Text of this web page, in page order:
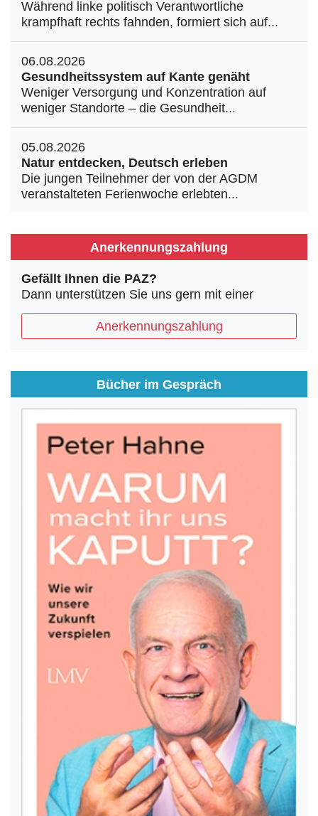
Während linke politisch Verantwortliche
krampfhaft rechts fahnden, formiert sich auf...
06.08.2026
Gesundheitssystem auf Kante genäht
Weniger Versorgung und Konzentration auf
weniger Standorte – die Gesundheit...
05.08.2026
Natur entdecken, Deutsch erleben
Die jungen Teilnehmer der von der AGDM
veranstalteten Ferienwoche erlebten...
Anerkennungszahlung
Gefällt Ihnen die PAZ?
Dann unterstützen Sie uns gern mit einer
Anerkennungszahlung
Bücher im Gespräch